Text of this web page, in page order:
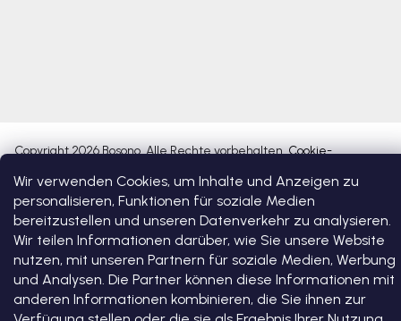
Wir verwenden Cookies, um Inhalte und Anzeigen zu
personalisieren, Funktionen für soziale Medien
bereitzustellen und unseren Datenverkehr zu analysieren.
Wir teilen Informationen darüber, wie Sie unsere Website
nutzen, mit unseren Partnern für soziale Medien, Werbung
und Analysen. Die Partner können diese Informationen mit
anderen Informationen kombinieren, die Sie ihnen zur
Erstellt von Shoptet Premium
Copyright 2026Bosono. Alle Rechte vorbehalten.Cookie-